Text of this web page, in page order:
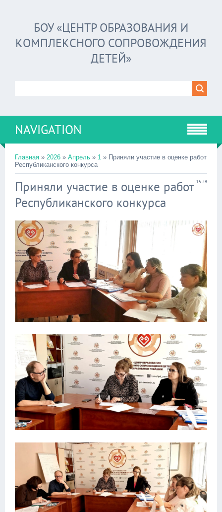
БОУ «ЦЕНТР ОБРАЗОВАНИЯ И
КОМПЛЕКСНОГО СОПРОВОЖДЕНИЯ
ДЕТЕЙ»
NAVIGATION
Главная » 2026 » Апрель » 1 » Приняли участие в оценке работ
Республиканского конкурса
15:29
Приняли участие в оценке работ
Республиканского конкурса